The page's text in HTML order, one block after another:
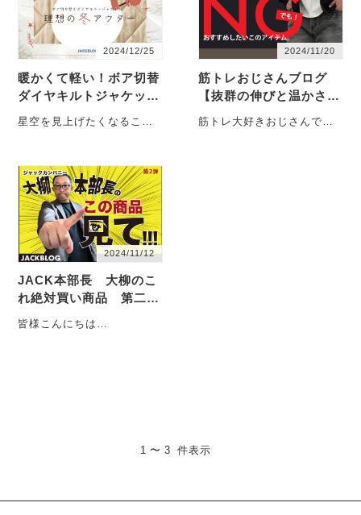
2024/12/25
暖かくて軽い！ボア切替
ダイヤキルトジャケット
で冬をおしゃれに♡♡
星空を見上げたくなるこの
すね～ ・・・
2024/11/20
筋トレおじさんブログ
【抜群の伸びと温かさ】
ビヨンドウォームパン
ツ！
筋トレ大好きおじさんで
2024/11/12
JACK本部長 大柳のこ
れ絶対買い商品 第二
弾！！！！ 『JACKの暖
パン』
皆様こんにちは
1 〜 3 件表示